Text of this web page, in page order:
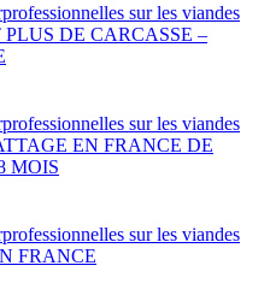
sur les viandes
DE CARCASSE –
sur les viandes
EN FRANCE DE
MOIS
sur les viandes
FRANCE